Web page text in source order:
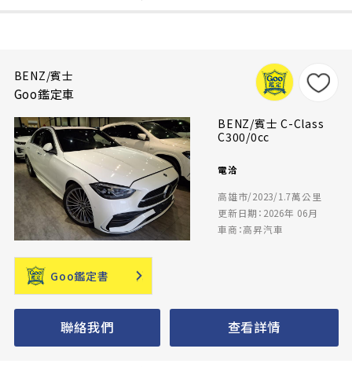
BENZ/賓士
Goo鑑定車
BENZ/賓士 C-Class
C300/0cc
電洽
高雄市/2023/1.7萬公里
更新日期：2026年 06月
車商：高昇汽車
Goo鑑定書
聯絡我們 查看詳情